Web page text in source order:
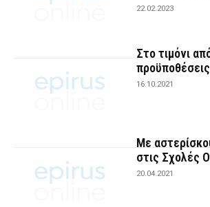
22.02.2023
Στο τιμόνι
προϋποθέσεις
16.10.2021
Με
στις Σχολές
20.04.2021